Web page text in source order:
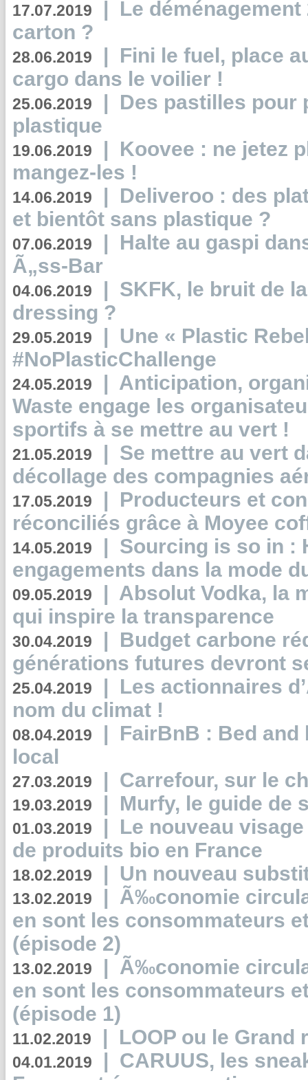
17.07.2019 | Le
carton ?
28.06.2019 | Fini le fuel, place
cargo dans le voilier !
25.06.2019 | Des pastilles pour
plastique
19.06.2019 | Koovee : ne jetez
mangez-les !
14.06.2019 | Deliveroo : des
et bientôt sans plastique ?
07.06.2019 | Halte au gaspi
Ã„ss-Bar
04.06.2019 | SKFK, le bruit de
dressing ?
29.05.2019 | Une « Plastic
#NoPlasticChallenge
24.05.2019 | Anticipation,
Waste engage les
sportifs à se mettre au vert !
21.05.2019 | Se mettre au vert
décollage des compagnies
17.05.2019 | Producteurs et
réconciliés grâce à Moyee
14.05.2019 | Sourcing is so in :
engagements dans la mode
09.05.2019 | Absolut Vodka, la
qui inspire la transparence
30.04.2019 | Budget carbone
générations futures devront
25.04.2019 | Les actionnaires
nom du climat !
08.04.2019 | FairBnB : Bed
local
27.03.2019 | Carrefour, sur le
19.03.2019 | Murfy, le guide de
01.03.2019 | Le nouveau
de produits bio en France
18.02.2019 | Un nouveau
13.02.2019 | Ã‰conomie
en sont les consommateurs
(épisode 2)
13.02.2019 | Ã‰conomie
en sont les consommateurs
(épisode 1)
11.02.2019 | LOOP ou le Grand
04.01.2019 | CARUUS, les